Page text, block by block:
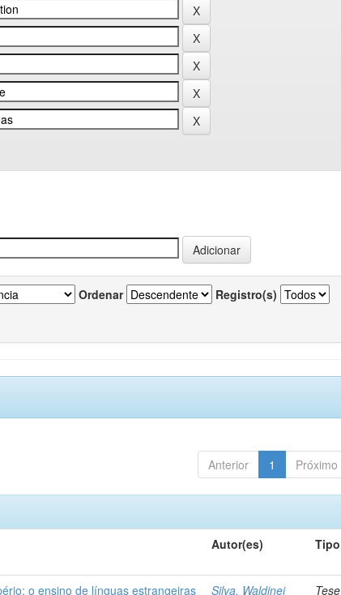
Ordenar Registro(s)
Anterior 1 Próximo
Autor(es) Tipo
o ensino de línguas estrangeiras Silva, Waldinei Tese